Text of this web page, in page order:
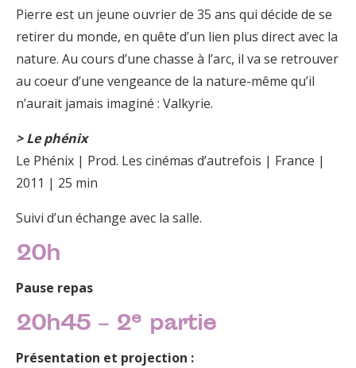
Pierre est un jeune ouvrier de 35 ans qui décide de se
retirer du monde, en quête d’un lien plus direct avec la
nature. Au cours d’une chasse à l’arc, il va se retrouver
au coeur d’une vengeance de la nature-même qu’il
n’aurait jamais imaginé : Valkyrie.
> Le phénix
Le Phénix | Prod. Les cinémas d’autrefois | France |
2011 | 25 min
Suivi d’un échange avec la salle.
20h
Pause repas
20h45 – 2e partie
Présentation et projection :